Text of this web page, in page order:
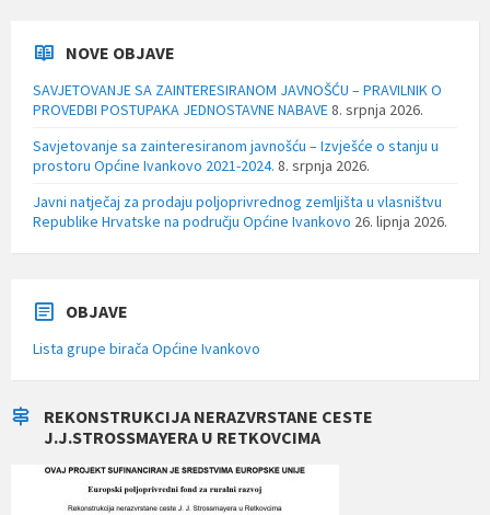
NOVE OBJAVE
SAVJETOVANJE SA ZAINTERESIRANOM JAVNOŠĆU – PRAVILNIK O
PROVEDBI POSTUPAKA JEDNOSTAVNE NABAVE8. srpnja 2026.
Savjetovanje sa zainteresiranom javnošću – Izvješće o stanju u
prostoru Općine Ivankovo 2021-2024. 8. srpnja 2026.
Javni natječaj za prodaju poljoprivrednog zemljišta u vlasništvu
Republike Hrvatske na području Općine Ivankovo 26. lipnja 2026.
OBJAVE
Lista grupe birača Općine Ivankovo
REKONSTRUKCIJA NERAZVRSTANE CESTE
J.J.STROSSMAYERA U RETKOVCIMA